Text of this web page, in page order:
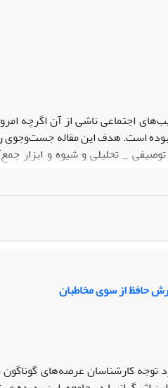
اجتماعی ناشی از آن اگرچه
است. هدف این مقاله جست‌وجوی
_ ‌تحلیلی و شیوه و ابزار
امروز است که با انتخاب دیوان
حافظ از سوی مخاطبان
کارشناسان عرصه‌های